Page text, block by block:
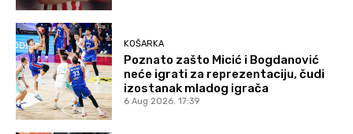
KOŠARKA
Poznato zašto Micić i Bogdanović
neće igrati za reprezentaciju, čudi
izostanak mladog igrača
6 Aug 2026. 17:39